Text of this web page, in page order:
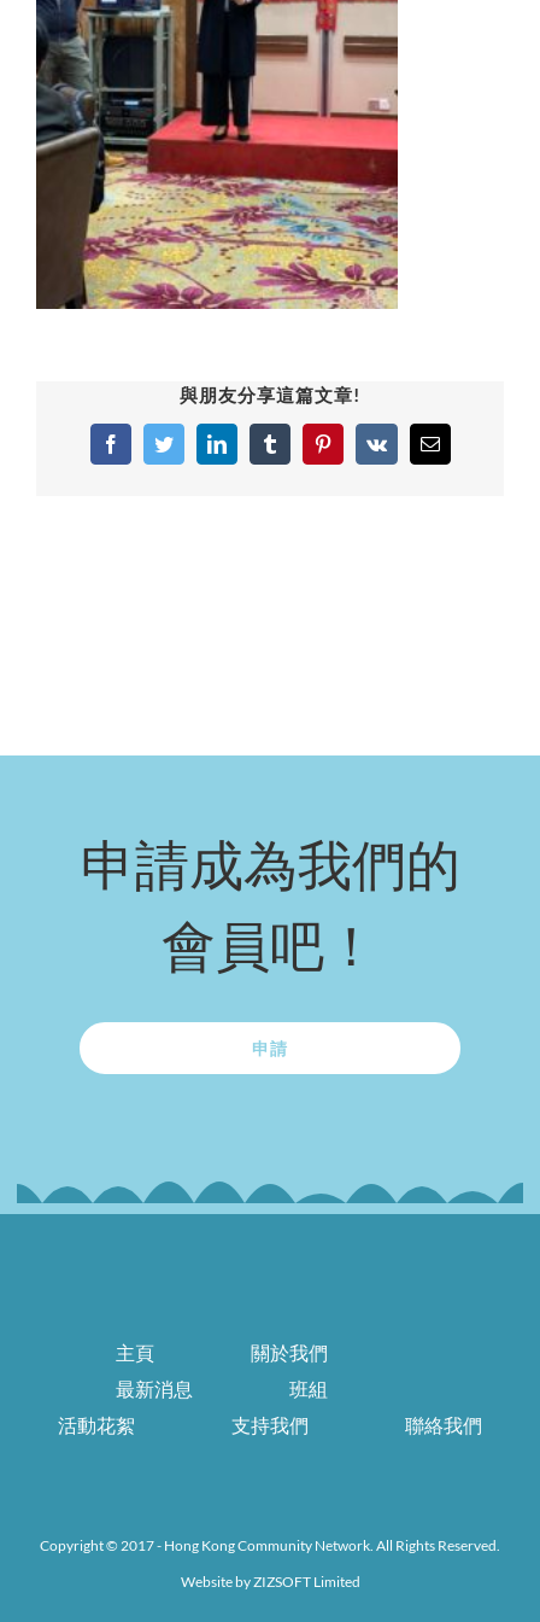
與朋友分享這篇文章!
FacebookTwitterLinkedInTumblrPinterest
Vk Email:
申請成為我們的
會員吧！
申請
主頁
關於我們
最新消息
班組
活動花絮
支持我們 聯絡我們
Copyright © 2017 - Hong Kong Community Network. All Rights Reserved.
Website byZIZSOFT Limited